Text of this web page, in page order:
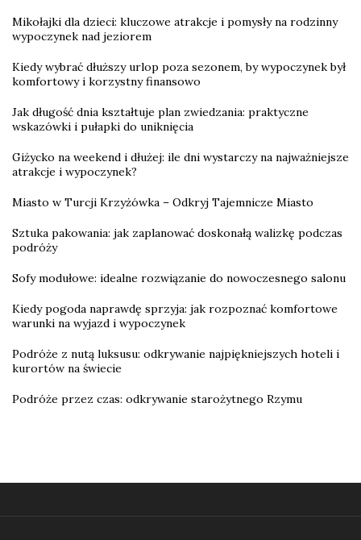
Mikołajki dla dzieci: kluczowe atrakcje i pomysły na rodzinny
wypoczynek nad jeziorem
Kiedy wybrać dłuższy urlop poza sezonem, by wypoczynek był
komfortowy i korzystny finansowo
Jak długość dnia kształtuje plan zwiedzania: praktyczne
wskazówki i pułapki do uniknięcia
Giżycko na weekend i dłużej: ile dni wystarczy na najważniejsze
atrakcje i wypoczynek?
Miasto w Turcji Krzyżówka – Odkryj Tajemnicze Miasto
Sztuka pakowania: jak zaplanować doskonałą walizkę podczas
podróży
Sofy modułowe: idealne rozwiązanie do nowoczesnego salonu
Kiedy pogoda naprawdę sprzyja: jak rozpoznać komfortowe
warunki na wyjazd i wypoczynek
Podróże z nutą luksusu: odkrywanie najpiękniejszych hoteli i
kurortów na świecie
Podróże przez czas: odkrywanie starożytnego Rzymu